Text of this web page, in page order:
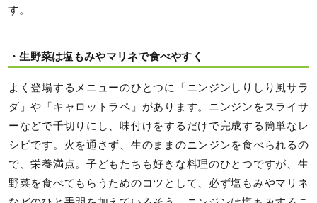
す。
・生野菜は塩もみやマリネで食べやすく
よく登場するメニューのひとつに「ニンジンしりしり風サラ
ダ」や「キャロットラペ」があります。ニンジンをスライサ
ーなどで千切りにし、味付けをするだけで完成する簡単なレ
シピです。火を通さず、生のままのニンジンを食べられるの
で、栄養満点。子どもたちも好きな料理のひとつですが、生
野菜を食べてもらうためのコツとして、必ず塩もみやマリネ